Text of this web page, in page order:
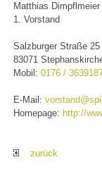
Matthias Dimpflmeier
1. Vorstand
Salzburger Straße 25
83071
Mobil:0176 /
E-Mail:
Homepage: http://
zurück